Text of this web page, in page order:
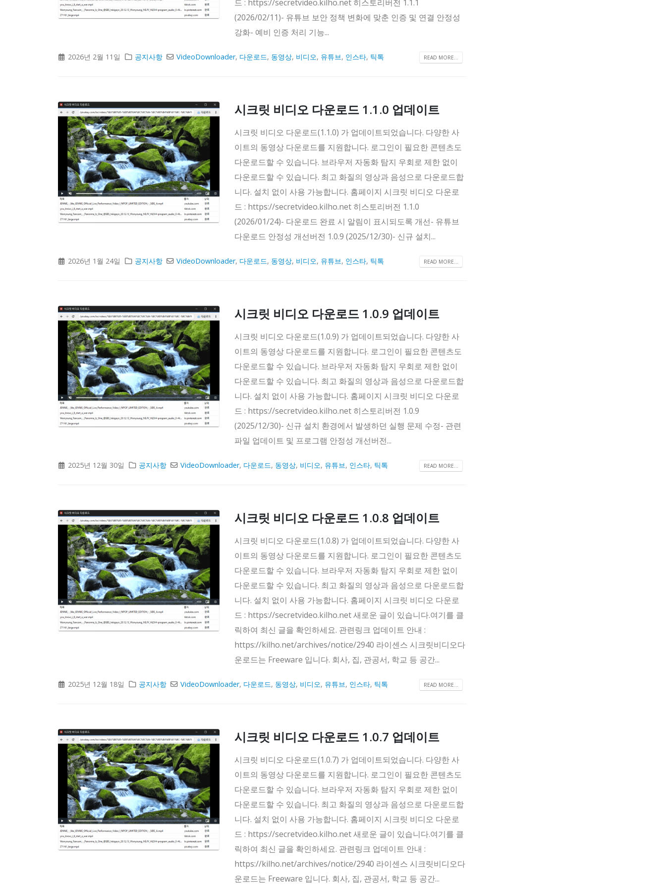
드 : https://secretvideo.kilho.net 히스토리버전 1.1.1
(2026/02/11)- 유튜브 보안 정책 변화에 맞춘 인증 및 연결 안정성
강화- 예비 인증 처리 기능...
2026년 2월 11일 공지사항 VideoDownloader, 다운로드, 동영상, 비디오, 유튜브, 인스타, 틱톡 READ MORE...
시크릿 비디오 다운로드 1.1.0 업데이트
시크릿 비디오 다운로드(1.1.0) 가 업데이트되었습니다. 다양한 사
이트의 동영상 다운로드를 지원합니다. 로그인이 필요한 콘텐츠도
다운로드할 수 있습니다. 브라우저 자동화 탐지 우회로 제한 없이
다운로드할 수 있습니다. 최고 화질의 영상과 음성으로 다운로드합
니다. 설치 없이 사용 가능합니다. 홈페이지 시크릿 비디오 다운로
드 : https://secretvideo.kilho.net 히스토리버전 1.1.0
(2026/01/24)- 다운로드 완료 시 알림이 표시되도록 개선- 유튜브
다운로드 안정성 개선버전 1.0.9 (2025/12/30)- 신규 설치...
2026년 1월 24일 공지사항 VideoDownloader, 다운로드, 동영상, 비디오, 유튜브, 인스타, 틱톡 READ MORE...
시크릿 비디오 다운로드 1.0.9 업데이트
시크릿 비디오 다운로드(1.0.9) 가 업데이트되었습니다. 다양한 사
이트의 동영상 다운로드를 지원합니다. 로그인이 필요한 콘텐츠도
다운로드할 수 있습니다. 브라우저 자동화 탐지 우회로 제한 없이
다운로드할 수 있습니다. 최고 화질의 영상과 음성으로 다운로드합
니다. 설치 없이 사용 가능합니다. 홈페이지 시크릿 비디오 다운로
드 : https://secretvideo.kilho.net 히스토리버전 1.0.9
(2025/12/30)- 신규 설치 환경에서 발생하던 실행 문제 수정- 관련
파일 업데이트 및 프로그램 안정성 개선버전...
2025년 12월 30일 공지사항 VideoDownloader, 다운로드, 동영상, 비디오, 유튜브, 인스타, 틱톡 READ MORE...
시크릿 비디오 다운로드 1.0.8 업데이트
시크릿 비디오 다운로드(1.0.8) 가 업데이트되었습니다. 다양한 사
이트의 동영상 다운로드를 지원합니다. 로그인이 필요한 콘텐츠도
다운로드할 수 있습니다. 브라우저 자동화 탐지 우회로 제한 없이
다운로드할 수 있습니다. 최고 화질의 영상과 음성으로 다운로드합
니다. 설치 없이 사용 가능합니다. 홈페이지 시크릿 비디오 다운로
드 : https://secretvideo.kilho.net 새로운 글이 있습니다.여기를 클
릭하여 최신 글을 확인하세요. 관련링크 업데이트 안내 :
https://kilho.net/archives/notice/2940 라이센스 시크릿비디오다
운로드는 Freeware 입니다. 회사, 집, 관공서, 학교 등 공간...
2025년 12월 18일 공지사항 VideoDownloader, 다운로드, 동영상, 비디오, 유튜브, 인스타, 틱톡 READ MORE...
시크릿 비디오 다운로드 1.0.7 업데이트
시크릿 비디오 다운로드(1.0.7) 가 업데이트되었습니다. 다양한 사
이트의 동영상 다운로드를 지원합니다. 로그인이 필요한 콘텐츠도
다운로드할 수 있습니다. 브라우저 자동화 탐지 우회로 제한 없이
다운로드할 수 있습니다. 최고 화질의 영상과 음성으로 다운로드합
니다. 설치 없이 사용 가능합니다. 홈페이지 시크릿 비디오 다운로
드 : https://secretvideo.kilho.net 새로운 글이 있습니다.여기를 클
릭하여 최신 글을 확인하세요. 관련링크 업데이트 안내 :
https://kilho.net/archives/notice/2940 라이센스 시크릿비디오다
운로드는 Freeware 입니다. 회사, 집, 관공서, 학교 등 공간...